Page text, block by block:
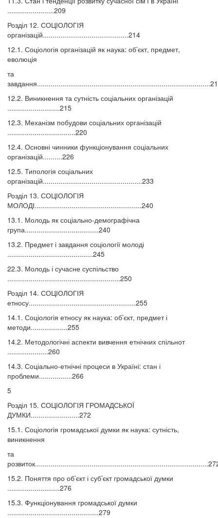
........................209
Розділ 12. СОЦІОЛОГІЯ
організацій............................................214
12.1. Соціологія організацій як наука: об’єкт, предмет,
еволюція
та
12.2. Виникнення та сутність соціальних організацій
...........................215
12.3. Механізм побудови соціальних організацій
...................................220
12.4. Основні чинники функціонування соціальних
організацій..........226
12.5. Типологія соціальних
організацій...................................................233
Розділ 13. СОЦІОЛОГІЯ
МОЛОДІ.......................................................240
13.1. Молодь як соціально-демографічна
група......................................240
13.2. Предмет і завдання соціології молоді
............................................245
22.3. Молодь і сучасне суспільство
..........................................................250
Розділ 14. СОЦІОЛОГІЯ
етносу.......................................................255
14.1. Соціологія етносу як наука: об’єкт, предмет і
методи...................255
14.2. Методологічні аспекти вивчення етнічних спільнот
.....................260
14.3. Соціально-етнічні процеси в Україні: стан і
проблеми.................266
5
Розділ 15. СОЦІОЛОГІЯ ГРОМАДСЬКОЇ
ДУМКИ.........................272
15.1. Соціологія громадської думки як наука: сутність,
виникнення
та
15.2. Поняття про об’єкт і суб’єкт громадської думки
...........................276
15.3. Функціонування громадської думки
...............................................279